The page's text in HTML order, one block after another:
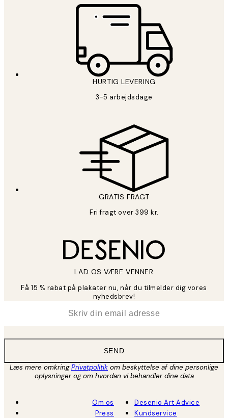
HURTIG LEVERING
3-5 arbejdsdage
GRATIS FRAGT
Fri fragt over 399 kr.
LAD OS VÆRE VENNER
Få 15 % rabat på plakater nu, når du tilmelder dig vores
nyhedsbrev!
SEND
Læs mere omkringPrivatpolitik om beskyttelse af dine personlige
oplysninger og om hvordan vi behandler dine data
Om os
Press
Desenio Art Advice
Kundservice